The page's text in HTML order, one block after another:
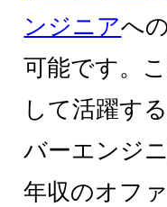
ンジニアへ
可能です。
して活躍す
バーエンジ
年収のオフ